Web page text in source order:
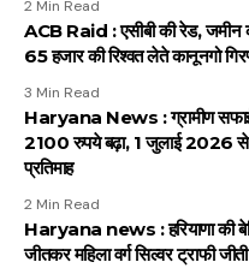
2 Min Read
ACB Raid : एसीबी की रेड, जमीन
65 हजार की रिश्वत लेते कानूनगो
3 Min Read
Haryana News : ग्रामीण सफाई
2100 रुपये बढ़ा, 1 जुलाई 2026
प्रतिमाह
2 Min Read
Haryana news : हरियाणा की
जीतकर महिला वर्ग सिल्वर ट्राफी जीती